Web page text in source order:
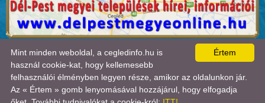
A lap0.019 másodperc alatt készült el. | Copyright 2026 © Cegledinfo
, design by:
ÍRJON NEKÜNK! |OLDALTÉRKÉP IMPRESSZUM
A látogatók száma 2018.11.11-től:22716375| Ebben a hónapban:
|Statisztika

Értem
Mint minden weboldal, a cegledinfo.hu is
használ cookie-kat, hogy kellemesebb
felhasználói élményben legyen része, amikor az oldalunkon jár.
Az « Értem » gomb lenyomásával hozzájárul, hogy elfogadja